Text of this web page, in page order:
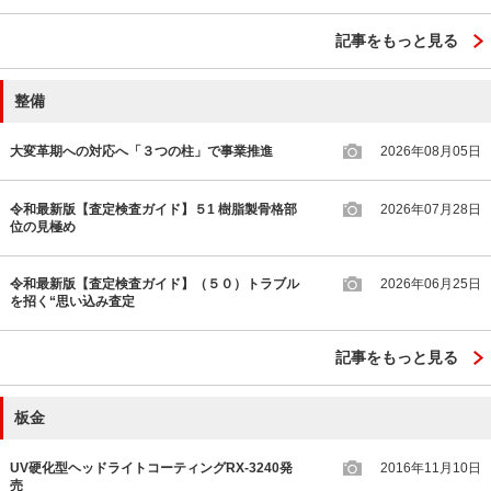
記事をもっと見る
整備
大変革期への対応へ「３つの柱」で事業推進 2026年08月05日
令和最新版【査定検査ガイド】５1 樹脂製骨格部
位の見極め
2026年07月28日
令和最新版【査定検査ガイド】（５０）トラブル
を招く“思い込み査定
2026年06月25日
記事をもっと見る
板金
UV硬化型ヘッドライトコーティングRX-3240発
売
2016年11月10日